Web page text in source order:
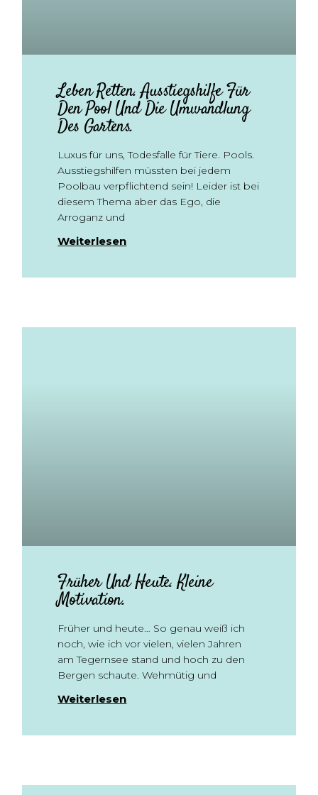
Leben Retten. Ausstiegshilfe Für
Den Pool Und Die Umwandlung
Des Gartens.
Luxus für uns, Todesfalle für Tiere. Pools.
Ausstiegshilfen müssten bei jedem
Poolbau verpflichtend sein! Leider ist bei
diesem Thema aber das Ego, die
Arroganz und
Weiterlesen
Früher Und Heute. Kleine
Motivation.
Früher und heute… So genau weiß ich
noch, wie ich vor vielen, vielen Jahren
am Tegernsee stand und hoch zu den
Bergen schaute. Wehmütig und
Weiterlesen